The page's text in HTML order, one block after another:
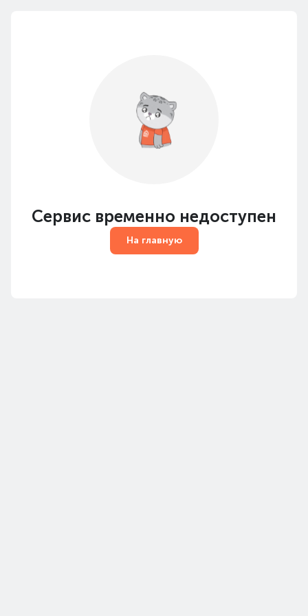
Сервис временно недоступен
На главную